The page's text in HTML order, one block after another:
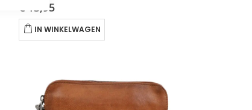
€ 13,95
IN WINKELWAGEN